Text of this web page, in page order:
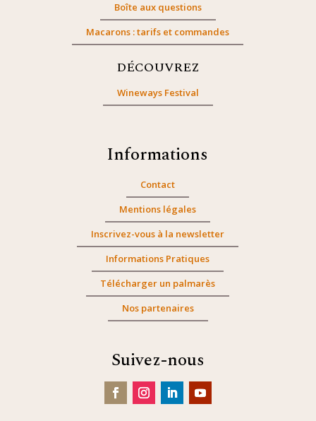
Boîte aux questions
Macarons : tarifs et commandes
DÉCOUVREZ
Wineways Festival
Informations
Contact
Mentions légales
Inscrivez-vous à la newsletter
Informations Pratiques
Télécharger un palmarès
Nos partenaires
Suivez-nous